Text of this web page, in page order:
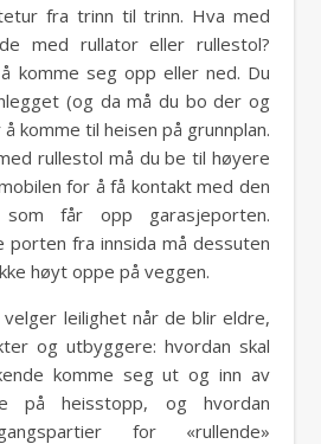
fra trinn til trinn. Hva med
med rullator eller rullestol?
komme seg opp eller ned. Du
(og da må du bo der og
komme til heisen på grunnplan.
rullestol må du be til høyere
for å få kontakt med den
får opp garasjeporten.
porten fra innsida må dessuten
høyt oppe på veggen.
leilighet når de blir eldre,
og utbyggere: hvordan skal
komme seg ut og inn av
på heisstopp, og hvordan
for «rullende»